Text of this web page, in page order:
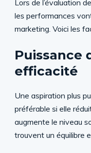
Lors de l’évaluation
les performances
marketing. Voici les
Puissance
efficacité
Une aspiration plus
préférable si elle
augmente le niveau
trouvent un équilibre